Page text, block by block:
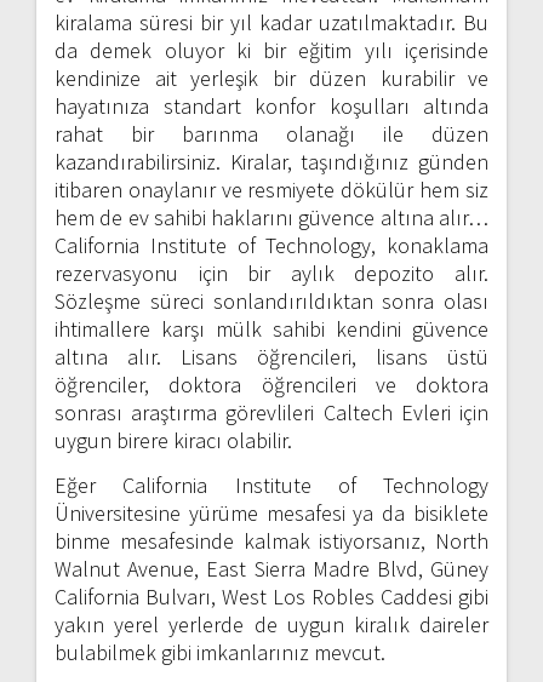
kiralama süresi bir yıl kadar uzatılmaktadır. Bu
da demek oluyor ki bir eğitim yılı içerisinde
kendinize ait yerleşik bir düzen kurabilir ve
hayatınıza standart konfor koşulları altında
rahat bir barınma olanağı ile düzen
kazandırabilirsiniz. Kiralar, taşındığınız günden
itibaren onaylanır ve resmiyete dökülür hem siz
hem de ev sahibi haklarını güvence altına alır…
California Institute of Technology, konaklama
rezervasyonu için bir aylık depozito alır.
Sözleşme süreci sonlandırıldıktan sonra olası
ihtimallere karşı mülk sahibi kendini güvence
altına alır. Lisans öğrencileri, lisans üstü
öğrenciler, doktora öğrencileri ve doktora
sonrası araştırma görevlileri Caltech Evleri için
uygun birere kiracı olabilir.
Eğer California Institute of Technology
Üniversitesine yürüme mesafesi ya da bisiklete
binme mesafesinde kalmak istiyorsanız, North
Walnut Avenue, East Sierra Madre Blvd, Güney
California Bulvarı, West Los Robles Caddesi gibi
yakın yerel yerlerde de uygun kiralık daireler
bulabilmek gibi imkanlarınız mevcut.